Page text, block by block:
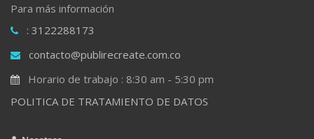
Para más información
: 3122288173
contacto@publirecreate.com.co
Horario de trabajo : 8:30 am - 5:30 pm
POLITICA DE TRATAMIENTO DE DATOS